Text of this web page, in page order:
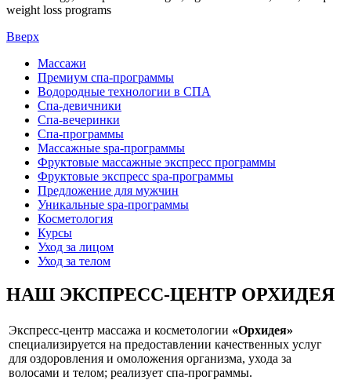
weight loss programs
Вверх
Массажи
Премиум спа-программы
Водородные технологии в СПА
Спа-девичники
Спа-вечеринки
Спа-программы
Массажные spa-программы
Фруктовые массажные экспресс программы
Фруктовые экспресс spa-программы
Предложение для мужчин
Уникальные spa-программы
Косметология
Курсы
Уход за лицом
Уход за телом
НАШ ЭКСПРЕСС-ЦЕНТР ОРХИДЕЯ
Экспресс-центр массажа и косметологии «Орхидея»
специализируется на предоставлении качественных услуг
для оздоровления и омоложения организма, ухода за
волосами и телом; реализует спа-программы.